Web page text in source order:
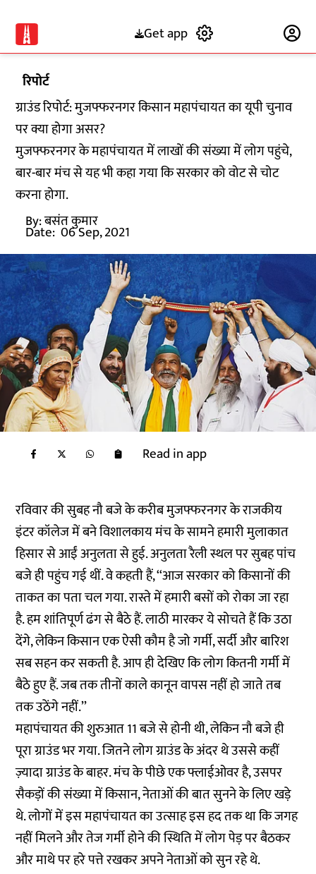
Get app
रिपोर्ट
ग्राउंड रिपोर्ट: मुजफ्फरनगर किसान महापंचायत का यूपी चुनाव
पर क्या होगा असर?
मुजफ्फरनगर के महापंचायत में लाखों की संख्या में लोग पहुंचे,
बार-बार मंच से यह भी कहा गया कि सरकार को वोट से चोट
करना होगा.
By:बसंत कुमार
Date: 06 Sep, 2021
Read in app
रविवार की सुबह नौ बजे के करीब मुजफ्फरनगर के राजकीय
इंटर कॉलेज में बने विशालकाय मंच के सामने हमारी मुलाकात
हिसार से आईं अनुलता से हुई. अनुलता रैली स्थल पर सुबह पांच
बजे ही पहुंच गई थीं. वे कहती हैं, ‘‘आज सरकार को किसानों की
ताकत का पता चल गया. रास्ते में हमारी बसों को रोका जा रहा
है. हम शांतिपूर्ण ढंग से बैठे हैं. लाठी मारकर ये सोचते हैं कि उठा
देंगे, लेकिन किसान एक ऐसी कौम है जो गर्मी, सर्दी और बारिश
सब सहन कर सकती है. आप ही देखिए कि लोग कितनी गर्मी में
बैठे हुए हैं. जब तक तीनों काले कानून वापस नहीं हो जाते तब
तक उठेंगे नहीं.’’
महापंचायत की शुरुआत 11 बजे से होनी थी, लेकिन नौ बजे ही
पूरा ग्राउंड भर गया. जितने लोग ग्राउंड के अंदर थे उससे कहीं
ज़्यादा ग्राउंड के बाहर. मंच के पीछे एक फ्लाईओवर है, उसपर
सैकड़ों की संख्या में किसान, नेताओं की बात सुनने के लिए खड़े
थे. लोगों में इस महापंचायत का उत्साह इस हद तक था कि जगह
नहीं मिलने और तेज गर्मी होने की स्थिति में लोग पेड़ पर बैठकर
और माथे पर हरे पत्ते रखकर अपने नेताओं को सुन रहे थे.